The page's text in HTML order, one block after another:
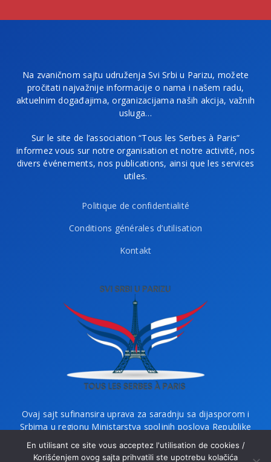
Na zvaničnom sajtu udruženja Svi Srbi u Parizu, možete
pročitati najvažnije informacije o nama i našem radu,
aktuelnim događajima, organizacijama naših akcija, važnih
usluga…
Sur le site de l’association “Tous les Serbes à Paris”
informez vous sur notre organisation et notre activité, nos
divers événements, nos publications, ainsi que les services
utiles.
Politique de confidentialité
Conditions générales d’utilisation
Kontakt
Ovaj sajt sufinansira uprava za saradnju sa dijasporom i
Srbima u regionu Ministarstva spoljnih poslova Republike
Srbije i Ministarstvo bez portfelja zaduženo za dijasporu.
En utilisant ce site vous acceptez l'utilisation de cookies /
Korišćenjem ovog sajta prihvatili ste upotrebu kolačića